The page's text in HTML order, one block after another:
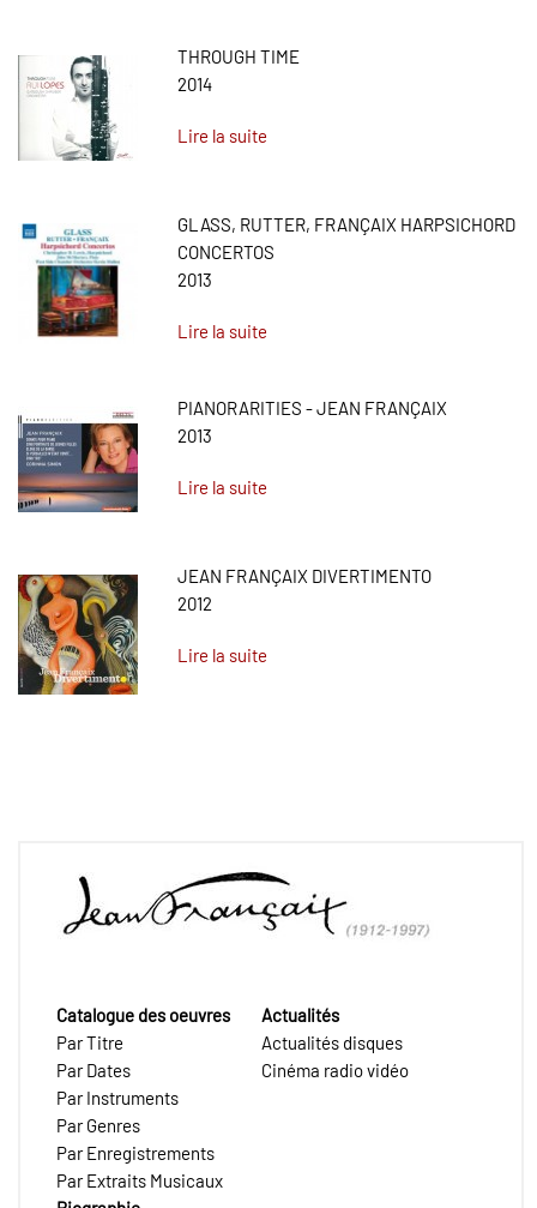
THROUGH TIME
2014
Lire la suite
GLASS, RUTTER, FRANÇAIX HARPSICHORD
CONCERTOS
2013
Lire la suite
PIANORARITIES - JEAN FRANÇAIX
2013
Lire la suite
JEAN FRANÇAIX DIVERTIMENTO
2012
Lire la suite
Catalogue des oeuvres
Par Titre
Par Dates
Par Instruments
Par Genres
Par Enregistrements
Par Extraits Musicaux
Actualités
Actualités disques
Cinéma radio vidéo